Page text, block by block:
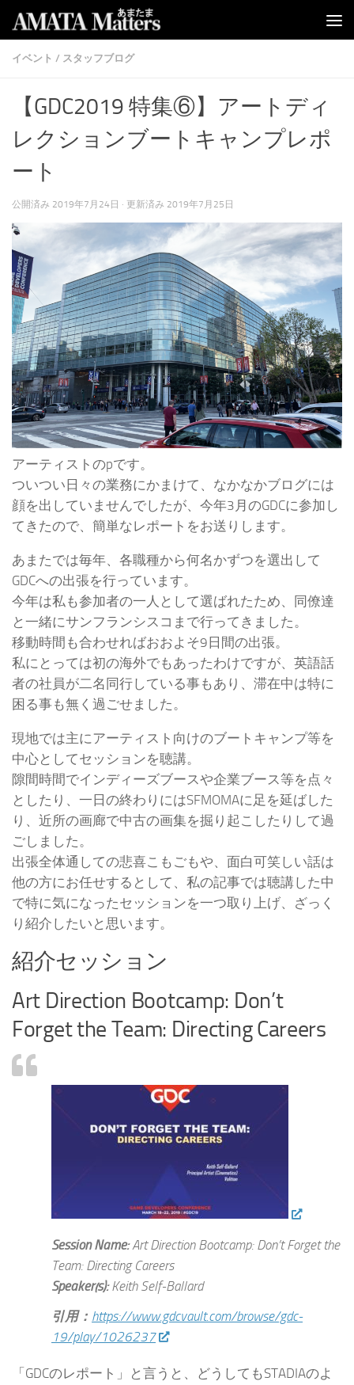
コンテンツへスキップ
イベント / スタッフブログ
【GDC2019 特集⑥】アートディ
レクションブートキャンプレポ
ート
公開済み 2019年7月24日 · 更新済み 2019年7月25日
アーティストのpです。
ついつい日々の業務にかまけて、なかなかブログには
顔を出していませんでしたが、今年3月のGDCに参加し
てきたので、簡単なレポートをお送りします。
あまたでは毎年、各職種から何名かずつを選出して
GDCへの出張を行っています。
今年は私も参加者の一人として選ばれたため、同僚達
と一緒にサンフランシスコまで行ってきました。
移動時間も合わせればおおよそ9日間の出張。
私にとっては初の海外でもあったわけですが、英語話
者の社員が二名同行している事もあり、滞在中は特に
困る事も無く過ごせました。
現地では主にアーティスト向けのブートキャンプ等を
中心としてセッションを聴講。
隙間時間でインディーズブースや企業ブース等を点々
としたり、一日の終わりにはSFMOMAに足を延ばした
り、近所の画廊で中古の画集を掘り起こしたりして過
ごしました。
出張全体通しての悲喜こもごもや、面白可笑しい話は
他の方にお任せするとして、私の記事では聴講した中
で特に気になったセッションを一つ取り上げ、ざっく
り紹介したいと思います。
紹介セッション
Art Direction Bootcamp: Don’t
Forget the Team: Directing Careers
Session Name:Art Direction Bootcamp: Don’t Forget the
Team: Directing Careers
Speaker(s):Keith Self-Ballard
引用： https://www.gdcvault.com/browse/gdc-
19/play/1026237
「GDCのレポート」と言うと、どうしてもSTADIAのよ